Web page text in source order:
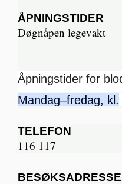
ÅPNINGSTIDER
Døgnåpen legevakt
Åpningstider for
Mandag–fredag, kl.
TELEFON
116 117
BESØKSADRESSE